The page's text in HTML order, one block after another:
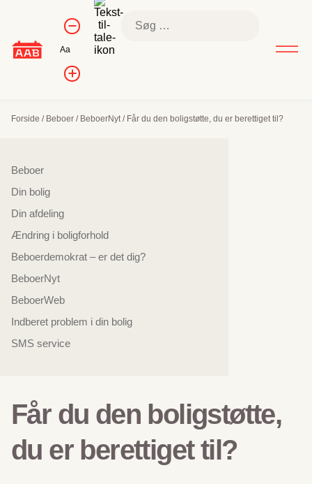
Kontrol af
skriftstørrelse
Formindsk
skriftstørrelse
Aa
Forøg
skriftstørrelsen
Søg
efter:
Forside / Beboer / BeboerNyt/ Får du den boligstøtte, du er berettiget til?
Sidenavigation
Beboer
Din bolig
Din afdeling
Ændring i boligforhold
Beboerdemokrat – er det dig?
BeboerNyt
BeboerWeb
Indberet problem i din bolig
SMS service
Får du den boligstøtte,
du er berettiget til?